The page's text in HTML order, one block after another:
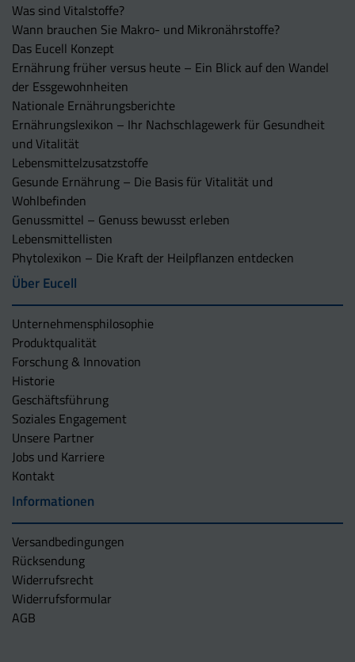
Was sind Vitalstoffe?
Wann brauchen Sie Makro- und Mikronährstoffe?
Das Eucell Konzept
Ernährung früher versus heute – Ein Blick auf den Wandel
der Essgewohnheiten
Nationale Ernährungsberichte
Ernährungslexikon – Ihr Nachschlagewerk für Gesundheit
und Vitalität
Lebensmittelzusatzstoffe
Gesunde Ernährung – Die Basis für Vitalität und
Wohlbefinden
Genussmittel – Genuss bewusst erleben
Lebensmittellisten
Phytolexikon – Die Kraft der Heilpflanzen entdecken
Über Eucell
Unternehmens­philosophie
Produktqualität
Forschung & Innovation
Historie
Geschäftsführung
Soziales Engagement
Unsere Partner
Jobs und Karriere
Kontakt
Informationen
Versandbedingungen
Rücksendung
Widerrufsrecht
Widerrufsformular
AGB